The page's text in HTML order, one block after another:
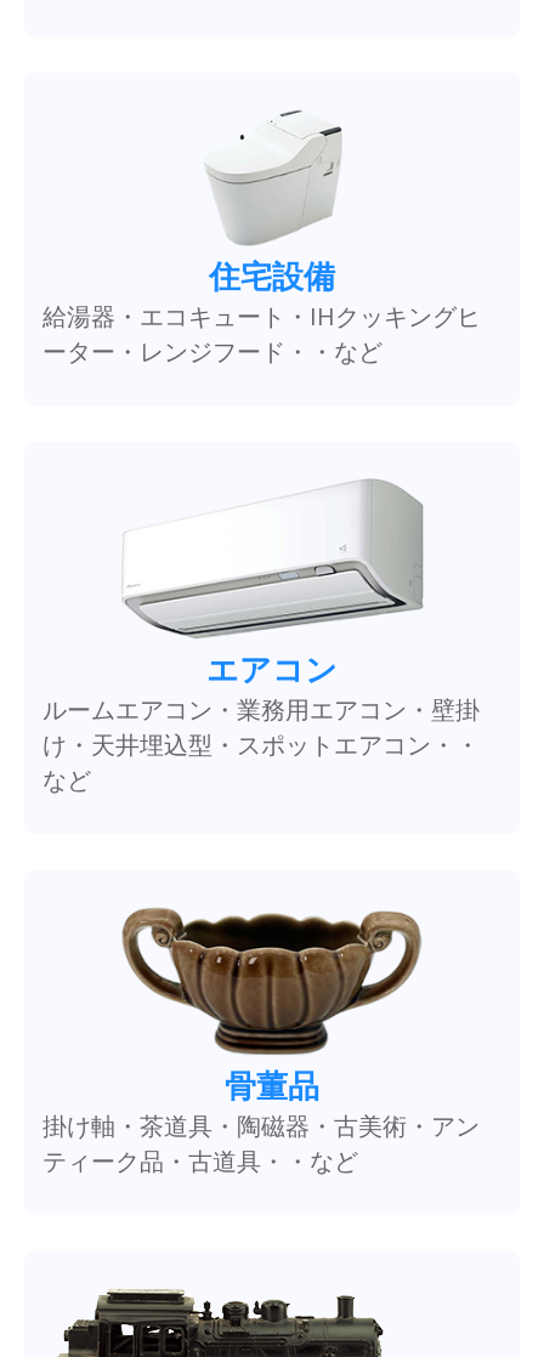
住宅設備
給湯器・エコキュート・IHクッキングヒ
ーター・レンジフード・・など
エアコン
ルームエアコン・業務用エアコン・壁掛
け・天井埋込型・スポットエアコン・・
など
骨董品
掛け軸・茶道具・陶磁器・古美術・アン
ティーク品・古道具・・など